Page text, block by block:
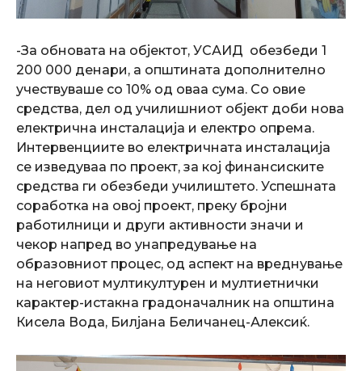
-За обновата на објектот, УСАИД обезбеди 1
200 000 денари, а општината дополнително
учествуваше со 10% од оваа сума. Со овие
средства, дел од училишниот објект доби нова
електрична инсталација и електро опрема.
Интервенциите во електричната инсталација
се изведуваа по проект, за кој финансиските
средства ги обезбеди училиштето. Успешната
соработка на овој проект, преку бројни
работилници и други активности значи и
чекор напред во унапредување на
образовниот процес, од аспект на вреднување
на неговиот мултикултурен и мултиетнички
карактер-истакна градоначалник на општина
Кисела Вода, Билјана Беличанец-Алексиќ.